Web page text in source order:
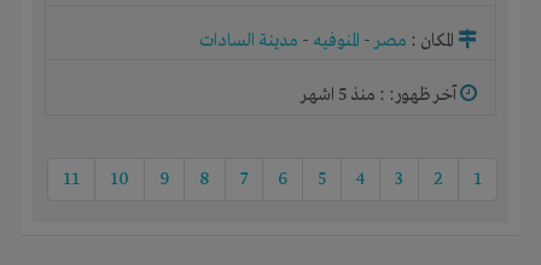
المكان : مصر- المنوفيه - مدينة السادات
آخر ظهور: : منذ 5 اشهر
1
2
3
4
5
6
7
8
9
10
11